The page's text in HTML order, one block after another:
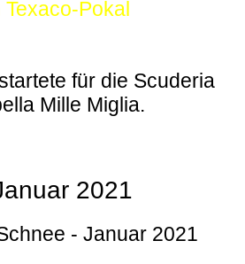
Texaco-Pokal
für die Scuderia
Mille Miglia.
2021
- Januar 2021